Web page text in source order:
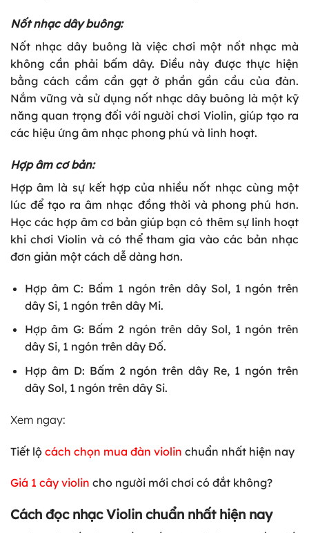
Nốt nhạc dây buông:
Nốt nhạc dây buông là việc chơi một nốt nhạc mà
không cần phải bấm dây. Điều này được thực hiện
bằng cách cầm cần gạt ở phần gần cầu của đàn.
Nắm vững và sử dụng nốt nhạc dây buông là một kỹ
năng quan trọng đối với người chơi Violin, giúp tạo ra
các hiệu ứng âm nhạc phong phú và linh hoạt.
Hợp âm cơ bản:
Hợp âm là sự kết hợp của nhiều nốt nhạc cùng một
lúc để tạo ra âm nhạc đồng thời và phong phú hơn.
Học các hợp âm cơ bản giúp bạn có thêm sự linh hoạt
khi chơi Violin và có thể tham gia vào các bản nhạc
đơn giản một cách dễ dàng hơn.
Hợp âm C: Bấm 1 ngón trên dây Sol, 1 ngón trên
dây Si, 1 ngón trên dây Mi.
Hợp âm G: Bấm 2 ngón trên dây Sol, 1 ngón trên
dây Si, 1 ngón trên dây Đố.
Hợp âm D: Bấm 2 ngón trên dây Re, 1 ngón trên
dây Sol, 1 ngón trên dây Si.
Xem ngay:
Tiết lộ cách chọn mua đàn violin chuẩn nhất hiện nay
Giá 1 cây violin cho người mới chơi có đắt không?
Cách đọc nhạc Violin chuẩn nhất hiện nay